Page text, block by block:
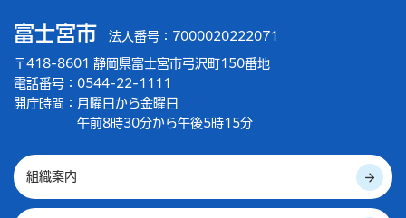
富士宮市 法人番号：7000020222071
〒418-8601 静岡県富士宮市弓沢町150番地
電話番号：0544-22-1111
開庁時間： 月曜日から金曜日
午前8時30分から午後5時15分
組織案内